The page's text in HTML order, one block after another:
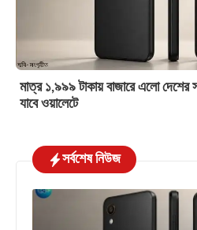
মাত্র ১,৯৯৯ টাকায় বাজারে এলো দেশের
যাবে ওয়ালেটে
সর্বশেষ নিউজ